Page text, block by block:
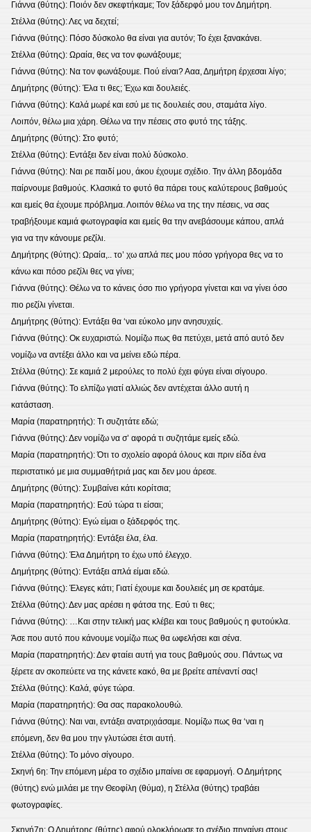
Γιάννα (θύτης): Ποιόν δεν σκεφτήκαμε; Τον ξάδερφό μου τον Δημήτρη.
Στέλλα (θύτης): Λες να δεχτεί;
Γιάννα (θύτης): Πόσο δύσκολο θα είναι για αυτόν; Το έχει ξανακάνει.
Στέλλα (θύτης): Ωραία, θες να τον φωνάξουμε;
Γιάννα (θύτης): Να τον φωνάξουμε. Πού είναι? Ααα, Δημήτρη έρχεσαι λίγο;
Δημήτρης (θύτης): Έλα τι θες; Έχω και δουλειές.
Γιάννα (θύτης): Καλά μωρέ και εσύ με τις δουλειές σου, σταμάτα λίγο.
Λοιπόν, θέλω μια χάρη. Θέλω να την πέσεις στο φυτό της τάξης.
Δημήτρης (θύτης): Στο φυτό;
Στέλλα (θύτης): Εντάξει δεν είναι πολύ δύσκολο.
Γιάννα (θύτης): Ναι ρε παιδί μου, άκου έχουμε σχέδιο. Την άλλη βδομάδα
παίρνουμε βαθμούς. Κλασικά το φυτό θα πάρει τους καλύτερους βαθμούς
και εμείς θα έχουμε πρόβλημα. Λοιπόν θέλω να της την πέσεις, να σας
τραβήξουμε καμιά φωτογραφία και εμείς θα την ανεβάσουμε κάπου, απλά
για να την κάνουμε ρεζίλι.
Δημήτρης (θύτης): Ωραία,.. το’ χω απλά πες μου πόσο γρήγορα θες να το
κάνω και πόσο ρεζίλι θες να γίνει;
Γιάννα (θύτης): Θέλω να το κάνεις όσο πιο γρήγορα γίνεται και να γίνει όσο
πιο ρεζίλι γίνεται.
Δημήτρης (θύτης): Εντάξει θα ‘ναι εύκολο μην ανησυχείς.
Γιάννα (θύτης): Οκ ευχαριστώ. Νομίζω πως θα πετύχει, μετά από αυτό δεν
νομίζω να αντέξει άλλο και να μείνει εδώ πέρα.
Στέλλα (θύτης): Σε καμιά 2 μερούλες το πολύ έχει φύγει είναι σίγουρο.
Γιάννα (θύτης): Το ελπίζω γιατί αλλιώς δεν αντέχεται άλλο αυτή η
κατάσταση.
Μαρία (παρατηρητής): Τι συζητάτε εδώ;
Γιάννα (θύτης): Δεν νομίζω να σ’ αφορά τι συζητάμε εμείς εδώ.
Μαρία (παρατηρητής): Ότι το σχολείο αφορά όλους και πριν είδα ένα
περιστατικό με μια συμμαθήτριά μας και δεν μου άρεσε.
Δημήτρης (θύτης): Συμβαίνει κάτι κορίτσια;
Μαρία (παρατηρητής): Εσύ τώρα τι είσαι;
Δημήτρης (θύτης): Εγώ είμαι ο ξάδερφός της.
Μαρία (παρατηρητής): Εντάξει έλα, έλα.
Γιάννα (θύτης): Έλα Δημήτρη το έχω υπό έλεγχο.
Δημήτρης (θύτης): Εντάξει απλά είμαι εδώ.
Γιάννα (θύτης): Έλεγες κάτι; Γιατί έχουμε και δουλειές μη σε κρατάμε.
Στέλλα (θύτης): Δεν μας αρέσει η φάτσα της. Εσύ τι θες;
Γιάννα (θύτης): …Και στην τελική μας κλέβει και τους βαθμούς η φυτούκλα.
Άσε που αυτό που κάνουμε νομίζω πως θα ωφελήσει και σένα.
Μαρία (παρατηρητής): Δεν φταίει αυτή για τους βαθμούς σου. Πάντως να
ξέρετε αν σκοπεύετε να της κάνετε κακό, θα με βρείτε απέναντί σας!
Στέλλα (θύτης): Καλά, φύγε τώρα.
Μαρία (παρατηρητής): Θα σας παρακολουθώ.
Γιάννα (θύτης): Ναι ναι, εντάξει ανατριχιάσαμε. Νομίζω πως θα ‘ναι η
επόμενη, δεν θα μου την γλυτώσει έτσι αυτή.
Στέλλα (θύτης): Το μόνο σίγουρο.
Σκηνή 6η: Την επόμενη μέρα το σχέδιο μπαίνει σε εφαρμογή. Ο Δημήτρης
(θύτης) ενώ μιλάει με την Θεοφίλη (θύμα), η Στέλλα (θύτης) τραβάει
φωτογραφίες.
Σκηνή7η: Ο Δημήτρης (θύτης) αφού ολοκλήρωσε το σχέδιο πηγαίνει στους